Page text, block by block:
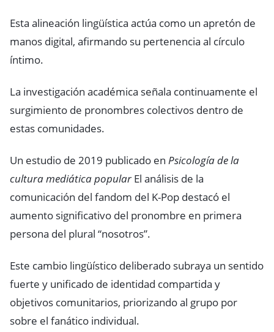
Esta alineación lingüística actúa como un apretón de
manos digital, afirmando su pertenencia al círculo
íntimo.
La investigación académica señala continuamente el
surgimiento de pronombres colectivos dentro de
estas comunidades.
Un estudio de 2019 publicado en Psicología de la
cultura mediática popularEl análisis de la
comunicación del fandom del K-Pop destacó el
aumento significativo del pronombre en primera
persona del plural “nosotros”.
Este cambio lingüístico deliberado subraya un sentido
fuerte y unificado de identidad compartida y
objetivos comunitarios, priorizando al grupo por
sobre el fanático individual.